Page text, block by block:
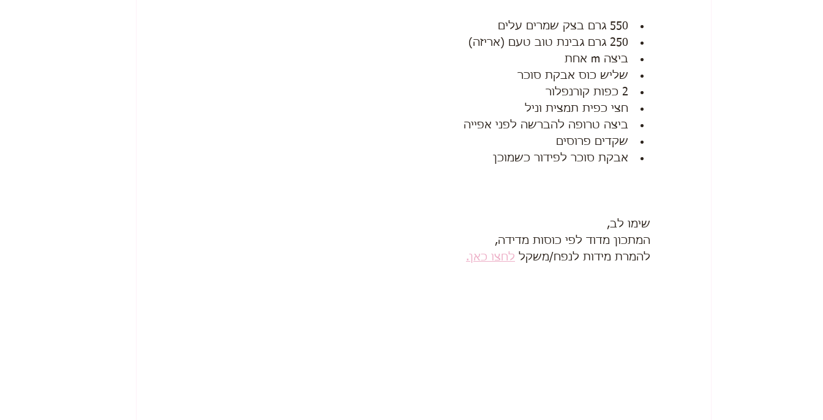
550 גרם בצק שמרים עלים
250 גרם גבינת טוב טעם (אריזה)
ביצה m אחת
שליש כוס אבקת סוכר
2 כפות קורנפלור
חצי כפית תמצית וניל
ביצה טרופה להברשה לפני אפייה
שקדים פרוסים
אבקת סוכר לפידור כשמוכן
שימו לב,
המתכון מדוד לפי כוסות מדידה,
להמרת מידות לנפח/משקל לחצו כאן.